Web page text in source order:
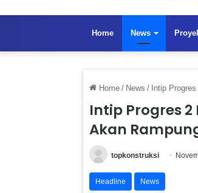
Home News
Home / News / Intip
Intip Progres
Akan
topkonstruksi
Headline News